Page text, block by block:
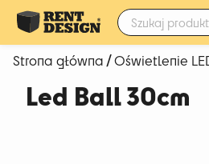
Szukaj:
Strona główna/Oświetlenie
Led Ball 30cm